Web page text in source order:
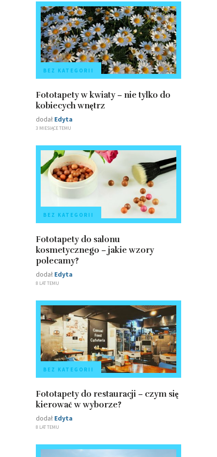
BEZ KATEGORII
Fototapety w kwiaty – nie tylko do
kobiecych wnętrz
dodał Edyta
3 MIESIĄCE TEMU
BEZ KATEGORII
Fototapety do salonu
kosmetycznego – jakie wzory
polecamy?
dodał Edyta
8 LAT TEMU
BEZ KATEGORII
Fototapety do restauracji – czym się
kierować w wyborze?
dodał Edyta
8 LAT TEMU